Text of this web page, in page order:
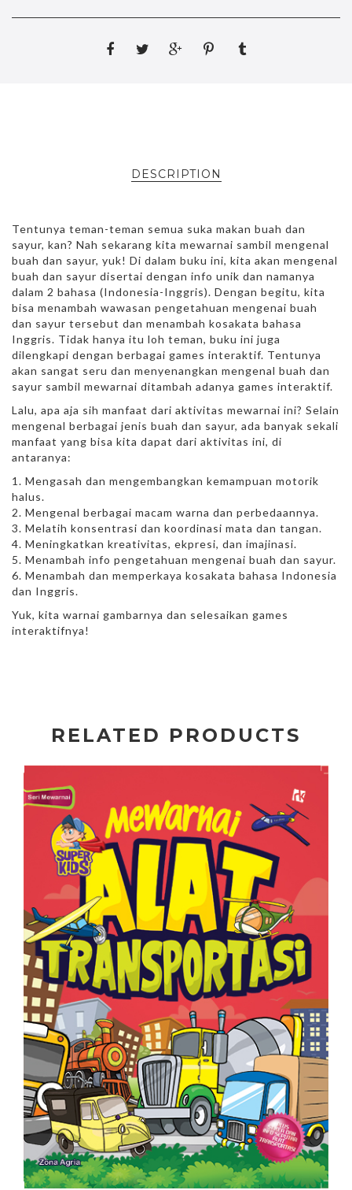
DESCRIPTION
Tentunya teman-teman semua suka makan buah dan
sayur, kan? Nah sekarang kita mewarnai sambil mengenal
buah dan sayur, yuk! Di dalam buku ini, kita akan mengenal
buah dan sayur disertai dengan info unik dan namanya
dalam 2 bahasa (Indonesia-Inggris). Dengan begitu, kita
bisa menambah wawasan pengetahuan mengenai buah
dan sayur tersebut dan menambah kosakata bahasa
Inggris. Tidak hanya itu loh teman, buku ini juga
dilengkapi dengan berbagai games interaktif. Tentunya
akan sangat seru dan menyenangkan mengenal buah dan
sayur sambil mewarnai ditambah adanya games interaktif.
Lalu, apa aja sih manfaat dari aktivitas mewarnai ini? Selain
mengenal berbagai jenis buah dan sayur, ada banyak sekali
manfaat yang bisa kita dapat dari aktivitas ini, di
antaranya:
1. Mengasah dan mengembangkan kemampuan motorik
halus.
2. Mengenal berbagai macam warna dan perbedaannya.
3. Melatih konsentrasi dan koordinasi mata dan tangan.
4. Meningkatkan kreativitas, ekpresi, dan imajinasi.
5. Menambah info pengetahuan mengenai buah dan sayur.
6. Menambah dan memperkaya kosakata bahasa Indonesia
dan Inggris.
Yuk, kita warnai gambarnya dan selesaikan games
interaktifnya!
RELATED PRODUCTS